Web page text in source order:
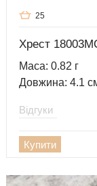
25
Хрест
Маса: 0.82 г
Довжина: 4.1
Відгуки
Купити